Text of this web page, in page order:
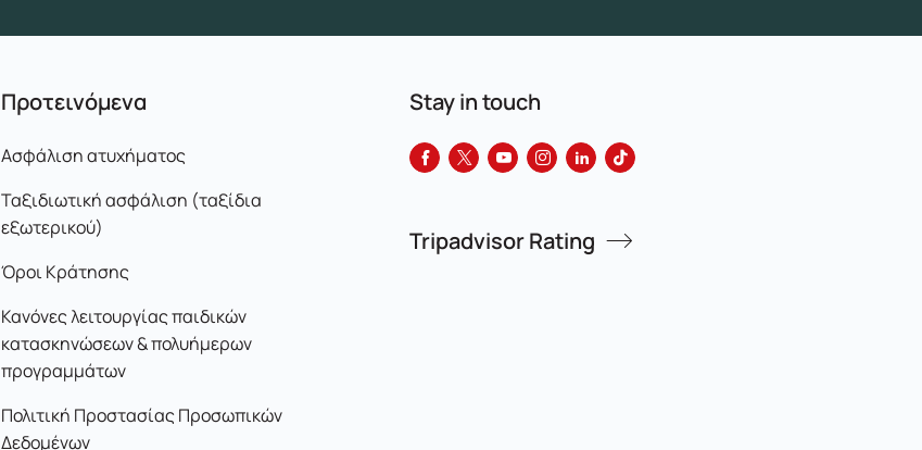
Προτεινόμενα
Ασφάλιση ατυχήματος
Ταξιδιωτική ασφάλιση (ταξίδια
εξωτερικού)
Όροι Κράτησης
Κανόνες λειτουργίας παιδικών
κατασκηνώσεων & πολυήμερων
προγραμμάτων
Πολιτική Προστασίας Προσωπικών
Δεδομένων
Stay in touch
Tripadvisor Rating